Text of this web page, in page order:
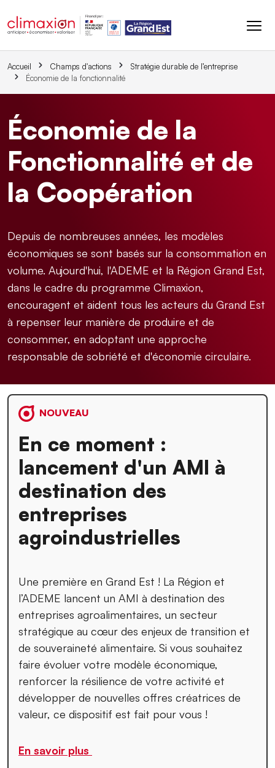
Accueil Champs d'actions
Stratégie durable de l’entreprise
Économie de la fonctionnalité
Économie de la
Fonctionnalité et de
la Coopération
Depuis de nombreuses années, les modèles
économiques se sont basés sur la consommation en
volume. Aujourd'hui, l'ADEME et la Région Grand Est,
dans le cadre du programme Climaxion,
encouragent et aident tous les acteurs du Grand Est
à repenser leur manière de produire et de
consommer, en adoptant une approche
responsable de sobriété et d'économie circulaire.
NOUVEAU
En ce moment :
lancement d'un AMI à
destination des
entreprises
agroindustrielles
Une première en Grand Est ! La Région et
l’ADEME lancent un AMI à destination des
entreprises agroalimentaires, un secteur
stratégique au cœur des enjeux de transition et
de souveraineté alimentaire. Si vous souhaitez
faire évoluer votre modèle économique,
renforcer la résilience de votre activité et
développer de nouvelles offres créatrices de
valeur, ce dispositif est fait pour vous !
En savoir plus